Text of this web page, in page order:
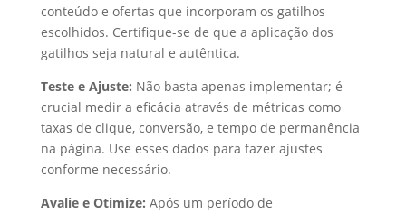
conteúdo e ofertas que incorporam os gatilhos
escolhidos. Certifique-se de que a aplicação dos
gatilhos seja natural e autêntica.
Teste e Ajuste: Não basta apenas implementar; é
crucial medir a eficácia através de métricas como
taxas de clique, conversão, e tempo de permanência
na página. Use esses dados para fazer ajustes
conforme necessário.
Avalie e Otimize: Após um período de